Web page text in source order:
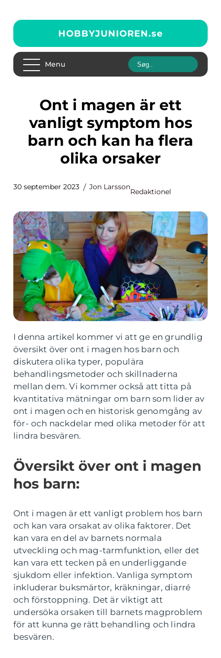
HOBBYJUNIOREN.se
Menu
Ont i magen är ett
vanligt symptom hos
barn och kan ha flera
olika orsaker
30 september 2023 Jon Larsson
Redaktionel
I denna artikel kommer vi att ge en grundlig
översikt över ont i magen hos barn och
diskutera olika typer, populära
behandlingsmetoder och skillnaderna
mellan dem. Vi kommer också att titta på
kvantitativa mätningar om barn som lider av
ont i magen och en historisk genomgång av
för- och nackdelar med olika metoder för att
lindra besvären.
Översikt över ont i magen
hos barn:
Ont i magen är ett vanligt problem hos barn
och kan vara orsakat av olika faktorer. Det
kan vara en del av barnets normala
utveckling och mag-tarmfunktion, eller det
kan vara ett tecken på en underliggande
sjukdom eller infektion. Vanliga symptom
inkluderar buksmärtor, kräkningar, diarré
och förstoppning. Det är viktigt att
undersöka orsaken till barnets magproblem
för att kunna ge rätt behandling och lindra
besvären.